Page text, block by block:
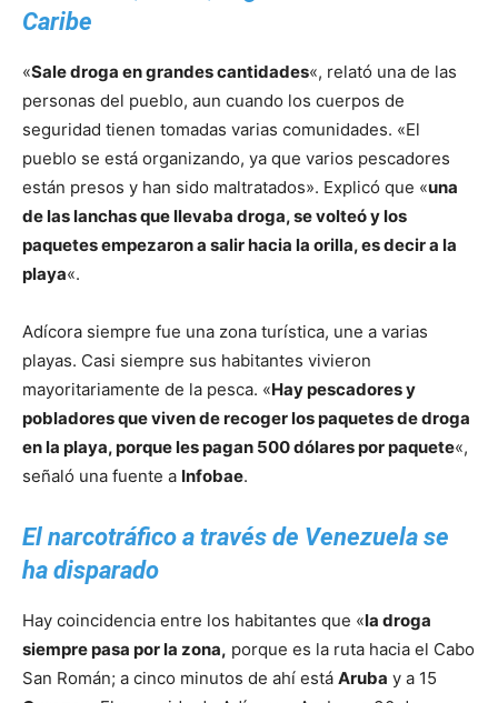
Caribe
«Sale droga en grandes cantidades«, relató una de las
personas del pueblo, aun cuando los cuerpos de
seguridad tienen tomadas varias comunidades. «El
pueblo se está organizando, ya que varios pescadores
están presos y han sido maltratados». Explicó que «una
de las lanchas que llevaba droga, se volteó y los
paquetes empezaron a salir hacia la orilla, es decir a la
playa«.
Adícora siempre fue una zona turística, une a varias
playas. Casi siempre sus habitantes vivieron
mayoritariamente de la pesca. «Hay pescadores y
pobladores que viven de recoger los paquetes de droga
en la playa, porque les pagan 500 dólares por paquete«,
señaló una fuente a Infobae.
El narcotráfico a través de Venezuela se
ha disparado
Hay coincidencia entre los habitantes que «la droga
siempre pasa por la zona, porque es la ruta hacia el Cabo
San Román; a cinco minutos de ahí está Aruba y a 15